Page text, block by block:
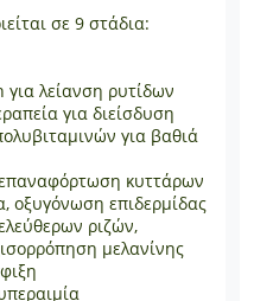
σε 9 στάδια:
λείανση ρυτίδων
για διείσδυση
για βαθιά
κυττάρων
οξυγόνωση επιδερμίδας
ριζών,
μελανίνης